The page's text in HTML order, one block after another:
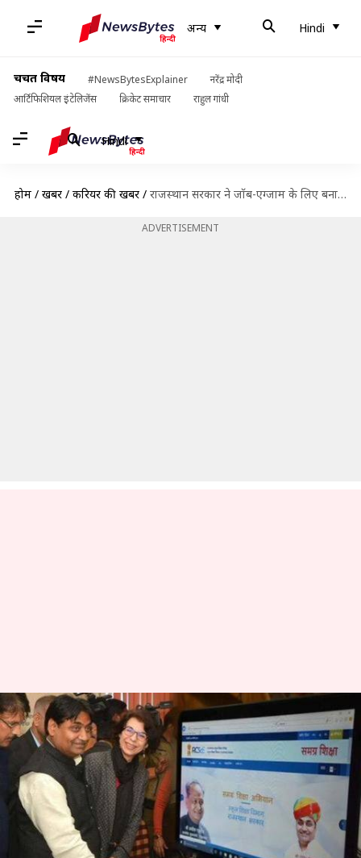
अन्य Hindi
चर्चित विषय #NewsBytesExplainer
नरेंद्र मोदी
आर्टिफिशियल इंटेलिजेंस
क्रिकेट समाचार राहुल गांधी
Hindi
होम / खबरें / करियर की खबरें / राजस्थान सरकार ने जॉब-एग्जाम के लिए बनाया एक नया पोर्टल, रखा ये नाम
ADVERTISEMENT
राजस्थान सरकार ने जॉब-एग्जाम के
लिए बनाया एक नया पोर्टल, रखा ये
नाम
लेखन मोना दीक्षित Feb 08, 2019 03:35 pm
क्या है खबर?